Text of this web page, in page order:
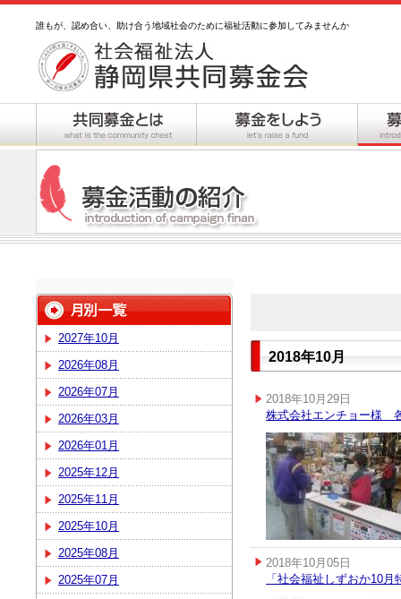
誰もが、認め合い、助け合う地域社会のために福祉活動に参加してみませんか
2027年10月
2026年08月
2026年07月
2026年03月
2026年01月
2025年12月
2025年11月
2025年10月
2025年08月
2025年07月
2018年10月
2018年10月29日
株式会社エンチョー様
2018年10月05日
「社会福祉しずおか10